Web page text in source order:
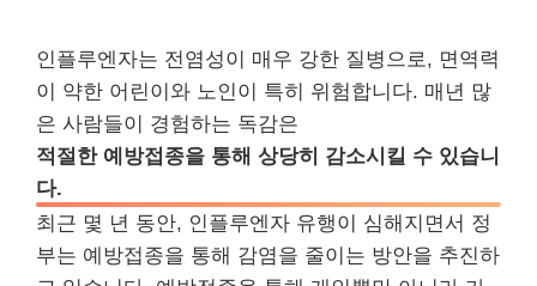
인플루엔자는 전염성이 매우 강한 질병으로, 면역력
이 약한 어린이와 노인이 특히 위험합니다. 매년 많
은 사람들이 경험하는 독감은
적절한 예방접종을 통해 상당히 감소시킬 수 있습니
다.
최근 몇 년 동안, 인플루엔자 유행이 심해지면서 정
부는 예방접종을 통해 감염을 줄이는 방안을 추진하